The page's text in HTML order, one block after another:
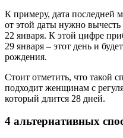
К примеру, дата последней
от этой даты нужно
22 января. К этой цифре
29 января – этот день и
рождения.
Стоит отметить, что такой
подходит женщинам с
который длится 28 дней.
4 альтернативных